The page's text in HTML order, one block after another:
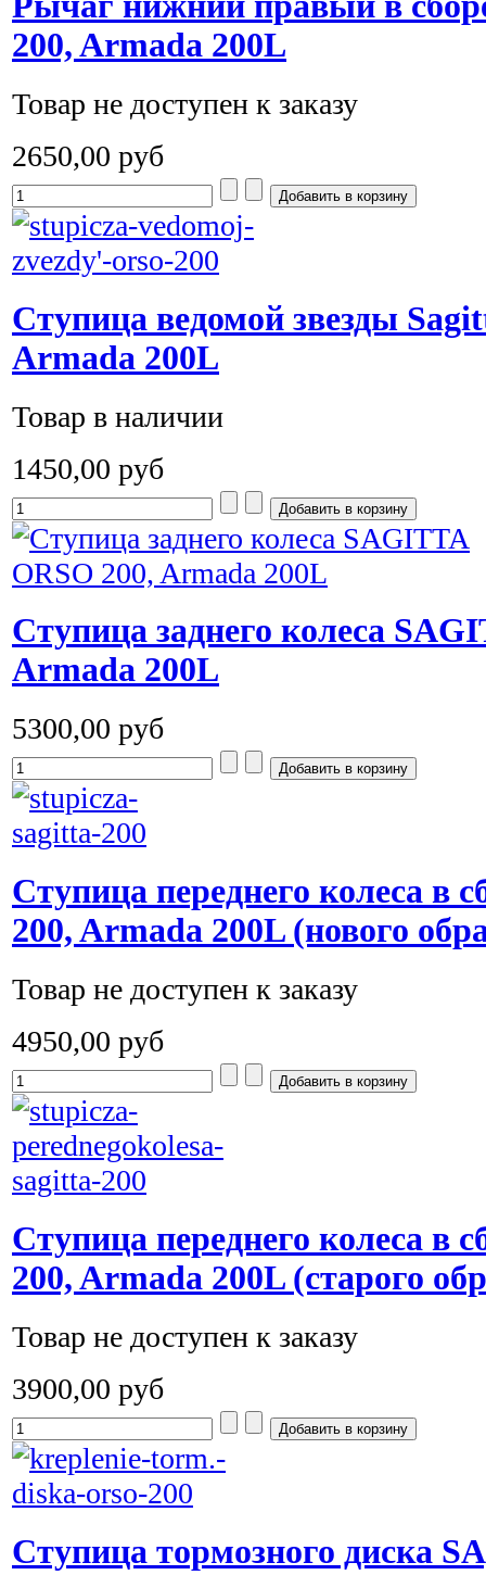
200, Armada 200L
Товар не доступен к заказу
2650,00 руб
Ступица ведомой звезды
Armada 200L
Товар в наличии
1450,00 руб
Ступица заднего колеса
Armada 200L
5300,00 руб
Ступица переднего колеса в
200, Armada 200L (нового
Товар не доступен к заказу
4950,00 руб
Ступица переднего колеса в
200, Armada 200L (старого
Товар не доступен к заказу
3900,00 руб
Ступица тормозного диска